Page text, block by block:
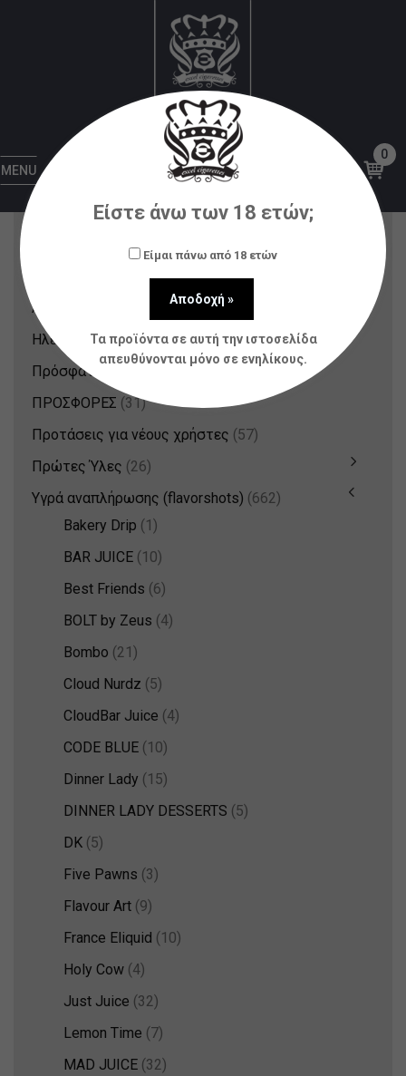
MENU
0
Opus Gloria
Υγρά αναπλήρωσης (flavorshots)
Gloria
Κατηγορίες Προϊόντων
Nicotine Pouches & Strips
Ατμοποιητές
Ηλεκτρονικά Τσιγάρα (148)
Πρόσφατα Προϊόντα
(214)
ΠΡΟΣΦΟΡΕΣ (31)
Προτάσεις για νέους χρήστες (57)
Πρώτες Ύλες (26)
Υγρά αναπλήρωσης (flavorshots) (662)
Bakery Drip (1)
BAR JUICE (10)
Best Friends (6)
BOLT by Zeus (4)
Bombo (21)
Cloud Nurdz (5)
CloudBar Juice (4)
CODE BLUE (10)
Dinner Lady (15)
DINNER LADY DESSERTS (5)
DK (5)
Five Pawns (3)
Flavour Art (9)
France Eliquid (10)
Holy Cow (4)
Just Juice (32)
Lemon Time (7)
MAD JUICE (32)
Είστε άνω των 18 ετών;
Είμαι πάνω από 18 ετών
Τα προϊόντα σε αυτή την ιστοσελίδα
απευθύνονται μόνο σε ενηλίκους.